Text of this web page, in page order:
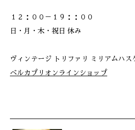
１２：００－１９：：００
日・月・木・祝日 休み
ヴィンテージ トリファリ ミリアムハ
ベルカプリオンラインショップ